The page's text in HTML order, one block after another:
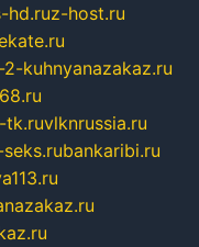
hd.ruz-host.ru
kuhnyanazakaz.ru
tk.ruvlknrussia.ru
bankaribi.ru